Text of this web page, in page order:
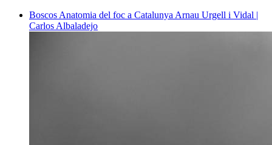
Boscos Anatomia del foc a Catalunya Arnau Urgell i Vidal |
Carlos Albaladejo